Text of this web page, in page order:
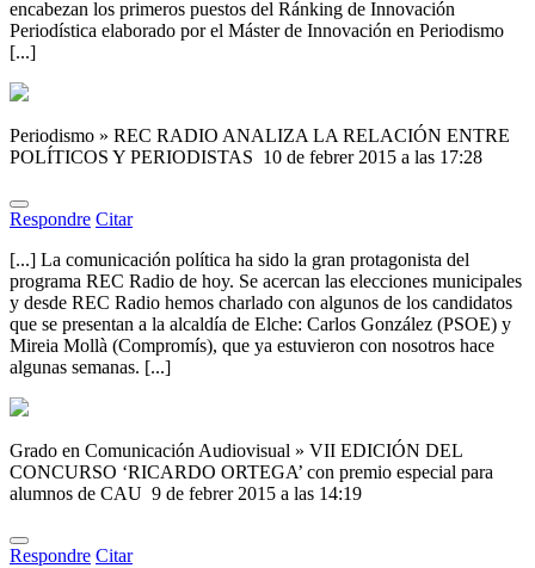
encabezan los primeros puestos del Ránking de Innovación
Periodística elaborado por el Máster de Innovación en Periodismo
[...]
Periodismo » REC RADIO ANALIZA LA RELACIÓN ENTRE
POLÍTICOS Y PERIODISTAS 10 de febrer 2015 a las 17:28
Respondre Citar
[...] La comunicación política ha sido la gran protagonista del
programa REC Radio de hoy. Se acercan las elecciones municipales
y desde REC Radio hemos charlado con algunos de los candidatos
que se presentan a la alcaldía de Elche: Carlos González (PSOE) y
Mireia Mollà (Compromís), que ya estuvieron con nosotros hace
algunas semanas. [...]
Grado en Comunicación Audiovisual » VII EDICIÓN DEL
CONCURSO ‘RICARDO ORTEGA’ con premio especial para
alumnos de CAU 9 de febrer 2015 a las 14:19
Respondre Citar